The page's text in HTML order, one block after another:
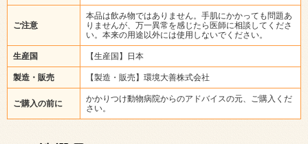
ご注意
本品は飲み物ではありません。手肌にかかっても問題あ
りませんが、万一異常を感じたら医師に相談してくださ
い。本来の用途以外には使用しないでください。
生産国 【生産国】日本
製造・販売 【製造・販売】環境大善株式会社
ご購入の前に
かかりつけ動物病院からのアドバイスの元、ご購入くだ
さい。